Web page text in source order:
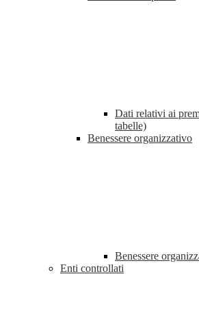
Dati relativi ai
tabelle)
Benessere organizzativo
Benessere
Enti controllati